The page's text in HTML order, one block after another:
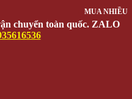
chuyển toàn quốc. ZALO
MUA NHIỀU
MUA NHIỀU
MUA NHIỀU
MUA NHIỀU